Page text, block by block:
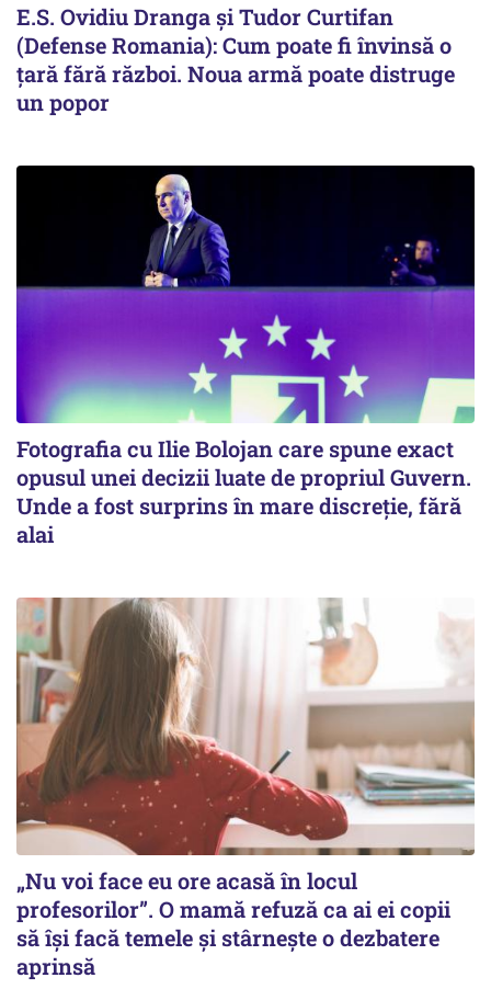
E.S. Ovidiu Dranga și Tudor Curtifan
(Defense Romania): Cum poate fi învinsă o
țară fără război. Noua armă poate distruge
un popor
Fotografia cu Ilie Bolojan care spune exact
opusul unei decizii luate de propriul Guvern.
Unde a fost surprins în mare discreție, fără
alai
„Nu voi face eu ore acasă în locul
profesorilor”. O mamă refuză ca ai ei copii
să își facă temele și stârnește o dezbatere
aprinsă